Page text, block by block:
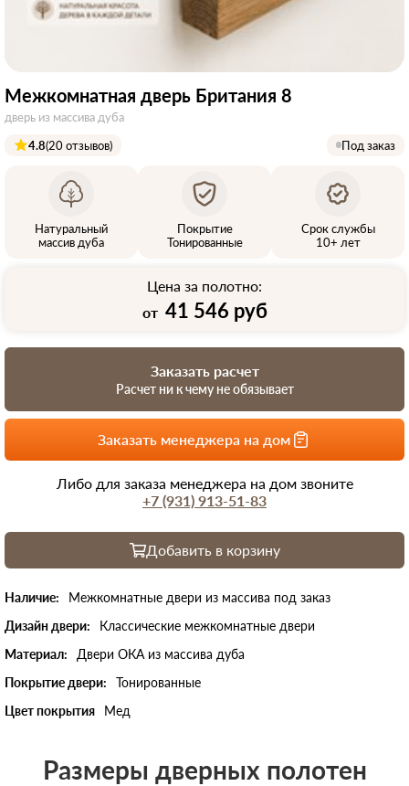
Межкомнатная дверь Британия 8
дверь из массива дуба
4.8(20 отзывов) Под заказ
Натуральный
массив дуба
Покрытие
Тонированные
Срок службы
10+ лет
Цена за полотно:
от 41 546 руб
Добавить в корзину
Наличие:
Межкомнатные двери из массива под заказ
Дизайн двери:
Классические межкомнатные двери
Материал:
Двери ОКА из массива дуба
Покрытие двери:
Тонированные
Цвет покрытия
Мед
Заказать расчет
Расчет ни к чему не обязывает
Заказать менеджера на дом
Либо для заказа менеджера на дом звоните
+7 (931) 913-51-83
Размеры дверных полотен